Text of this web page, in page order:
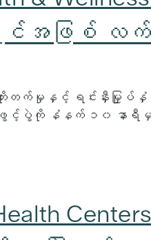
င်အဖြစ် လ
ာ တိုးတက်မှုနှင့် ရင်းနှီးမြှုပ်နှံ
၏ ဖွင့်ပွဲကို နံနက် ၁၀ နာ